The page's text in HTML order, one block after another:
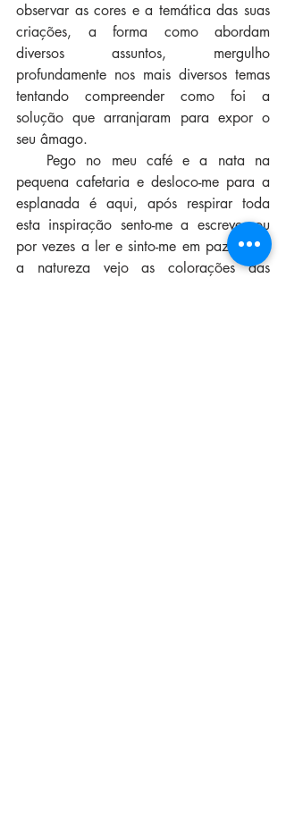
observar as cores e a temática das suas
criações, a forma como abordam
diversos assuntos, mergulho
profundamente nos mais diversos temas
tentando compreender como foi a
solução que arranjaram para expor o
seu âmago.
pequena cafetaria e desloco-me para a
esplanada é aqui, após respirar toda
esta inspiração sento-me a escrever ou
por vezes a ler e sinto-me em paz. Oiço
a natureza vejo as colorações das